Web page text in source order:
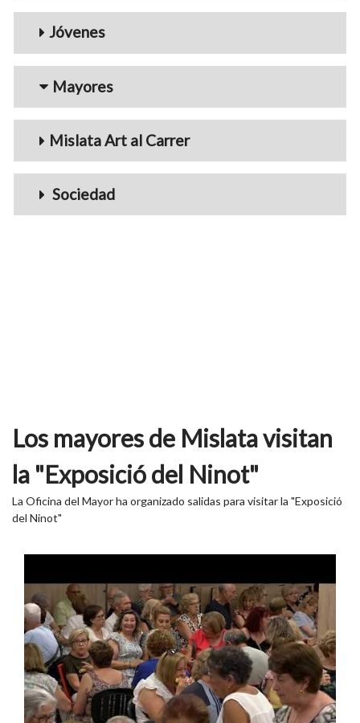
Jóvenes
Mayores
Mislata Art al Carrer
Sociedad
Los mayores de Mislata visitan
la "Exposició del Ninot"
La Oficina del Mayor ha organizado salidas para visitar la "Exposició
del Ninot"